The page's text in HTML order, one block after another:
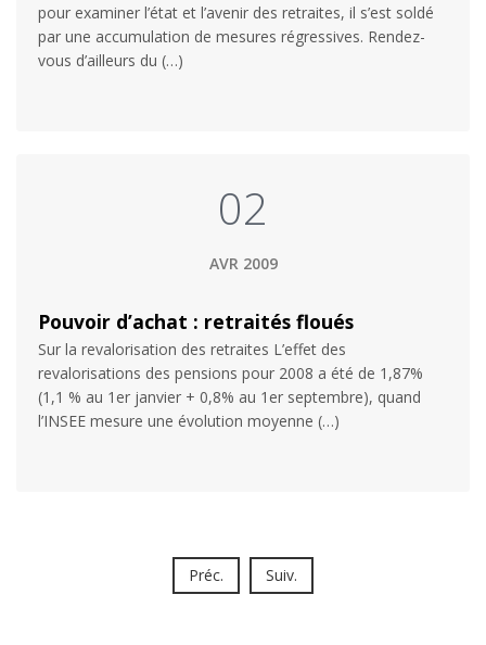
pour examiner l’état et l’avenir des retraites, il s’est soldé
par une accumulation de mesures régressives. Rendez-
vous d’ailleurs du (…)
02
AVR 2009
Pouvoir d’achat : retraités floués
Sur la revalorisation des retraites L’effet des
revalorisations des pensions pour 2008 a été de 1,87%
(1,1 % au 1er janvier + 0,8% au 1er septembre), quand
l’INSEE mesure une évolution moyenne (…)
Préc. Suiv.